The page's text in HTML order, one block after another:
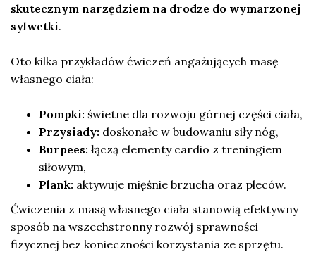
skutecznym narzędziem na drodze do wymarzonej
sylwetki.
Oto kilka przykładów ćwiczeń angażujących masę
własnego ciała:
Pompki: świetne dla rozwoju górnej części ciała,
Przysiady: doskonałe w budowaniu siły nóg,
Burpees: łączą elementy cardio z treningiem
siłowym,
Plank: aktywuje mięśnie brzucha oraz pleców.
Ćwiczenia z masą własnego ciała stanowią efektywny
sposób na wszechstronny rozwój sprawności
fizycznej bez konieczności korzystania ze sprzętu.